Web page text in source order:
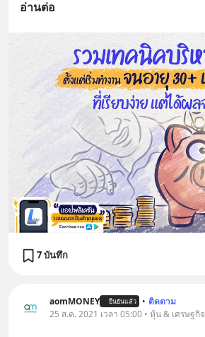
อ่านต่อ
7 บันทึก
aomMONEY ยืนยันแล้ว • ติดตาม
25 ส.ค. 2021 เวลา 05:00 • หุ้น & เศรษฐกิจ